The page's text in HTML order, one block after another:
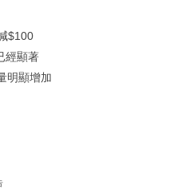
$100
經顯著
明顯增加